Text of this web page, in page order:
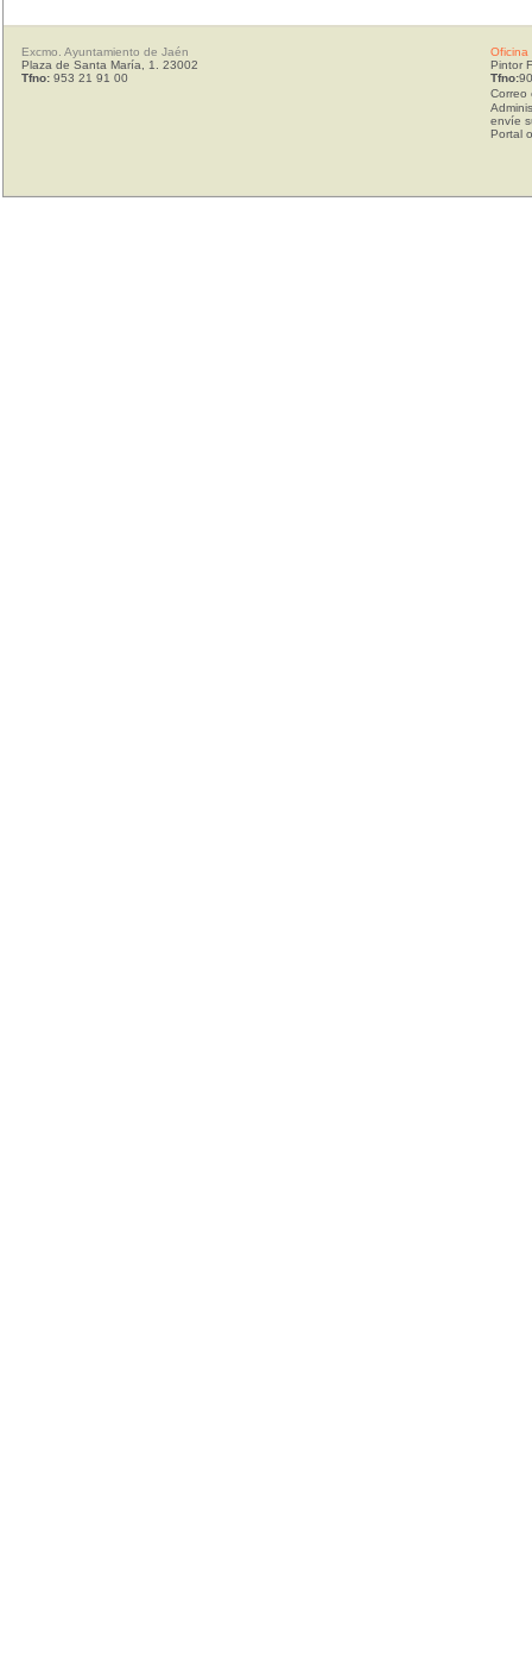
Excmo. Ayuntamiento de Jaén
Plaza de Santa María, 1. 23002
Tfno: 953 21 91 00
Oficina
Pintor
Tfno:
Correo
envíe
Portal